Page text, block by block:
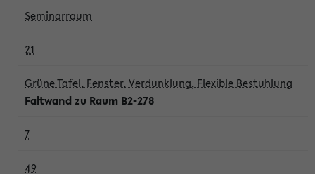
Seminarraum
21
Grüne Tafel, Fenster, Verdunklung, Flexible Bestuhlung
Faltwand zu Raum B2-278
7
49